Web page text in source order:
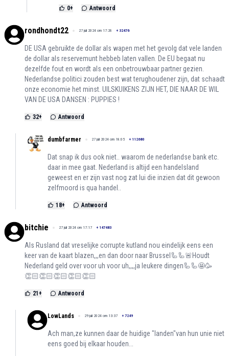
0+ Antwoord
rondhondt22 27 juli 2024 om 17:26 + 32476
DE USA gebruikte de dollar als wapen met het gevolg dat vele landen
de dollar als reservemunt hebbeb laten vallen. De EU begaat nu
dezelfde fout en wordt als een onbetrouwbaar partner gezien.
Nederlandse politici zouden best wat terughoudener zijn, dat schaadt
onze economie het minst. UILSKUIKENS ZIJN HET, DIE NAAR DE WIL
VAN DE USA DANSEN : PUPPIES !
32+ Antwoord
dumbfarmer 27 juli 2024 om 18:05 + 112680
Dat snap ik dus ook niet.. waarom de nederlandse bank etc.
daar in mee gaat. Nederland is altijd een handelsland
geweest en er zijn vast nog zat lui die inzien dat dit gewoon
zelfmoord is qua handel..
18+ Antwoord
bitchie 27 juli 2024 om 17:17 + 147483
Als Rusland dat vreselijke corrupte kutland nou eindelijk eens een
keer van de kaart blazen,,,en dan door naar Brussel🦾🦾🚨Houdt
Nederland geld over voor uh voor uh,,,,ja leukere dingen🦾🦾🤩🥳
👏🏻👏🏻👏🏻👏🏻👏🏻
21 + Antwoord
LowLands 29 juli 2024 om 13:37 + 7249
Ach man,ze kunnen daar de huidige "landen"van hun unie niet
eens goed bij elkaar houden...